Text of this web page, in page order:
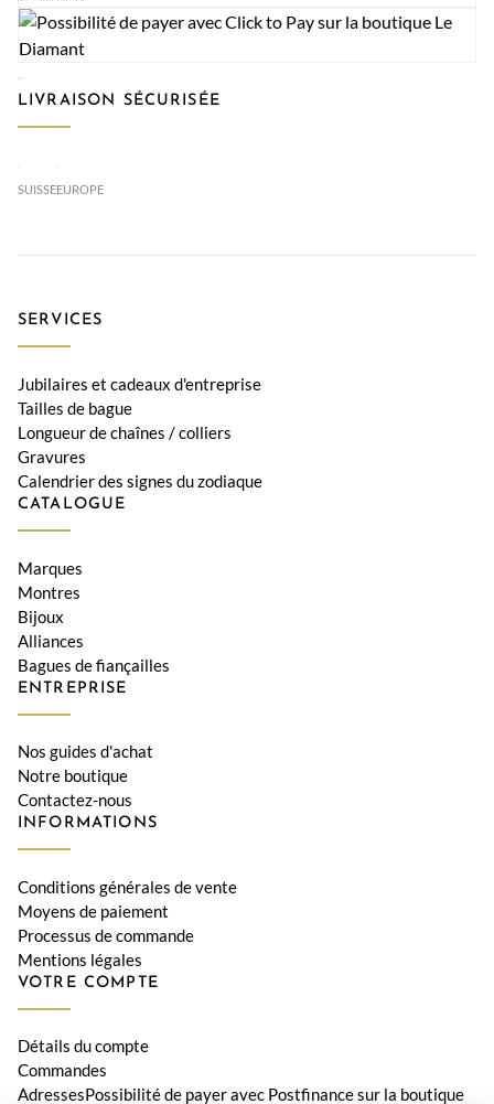
LIVRAISON SÉCURISÉE
SUISSEEUROPE
SERVICES
Jubilaires et cadeaux d'entreprise
Tailles de bague
Longueur de chaînes / colliers
Gravures
Calendrier des signes du zodiaque
CATALOGUE
Marques
Montres
Bijoux
Alliances
Bagues de fiançailles
ENTREPRISE
Nos guides d'achat
Notre boutique
Contactez-nous
INFORMATIONS
Conditions générales de vente
Moyens de paiement
Processus de commande
Mentions légales
VOTRE COMPTE
Détails du compte
Commandes
AdressesPossibilité de payer avec Postfinance sur la boutique